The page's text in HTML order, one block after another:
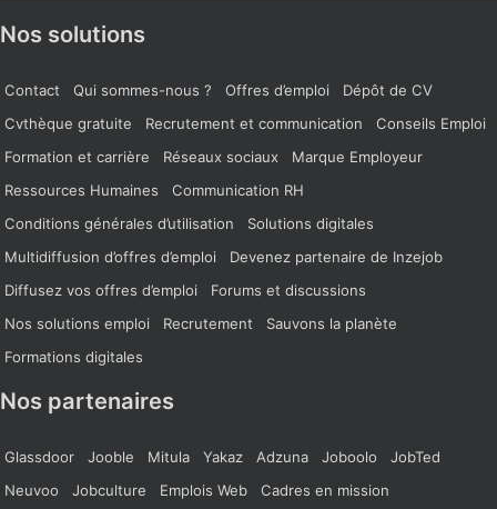
Nos solutions
Contact Qui sommes-nous ? Offres d’emploi
Dépôt de CV
Cvthèque gratuite
Recrutement et communication
Conseils Emploi
Formation et carrière
Réseaux sociaux
Marque Employeur
Ressources Humaines
Communication RH
Conditions générales d’utilisation
Solutions digitales
Multidiffusion d’offres d’emploi
Devenez partenaire de Inzejob
Diffusez vos offres d’emploi
Forums et discussions
Nos solutions emploi
Recrutement
Sauvons la planète
Formations digitales
Nos partenaires
Glassdoor Jooble Mitula Yakaz Adzuna Joboolo
JobTed
Neuvoo
Jobculture Emplois Web Cadres en mission